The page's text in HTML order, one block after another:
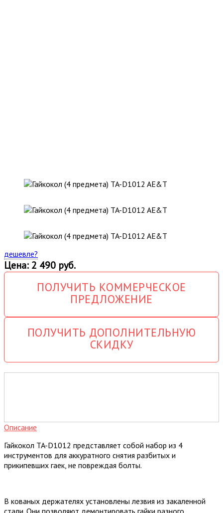
дешевле?
Цена: 2 490 руб.
ПОЛУЧИТЬ КОММЕРЧЕСКОЕ
ПРЕДЛОЖЕНИЕ
ПОЛУЧИТЬ ДОПОЛНИТЕЛЬНУЮ
СКИДКУ
Описание
Гайкокол TA-D1012 представляет собой набор из 4
инструментов для аккуратного снятия разбитых и
прикипевших гаек, не повреждая болты.
В кованых держателях установлены лезвия из закаленной
стали. Они позволяют демонтировать гайки разного